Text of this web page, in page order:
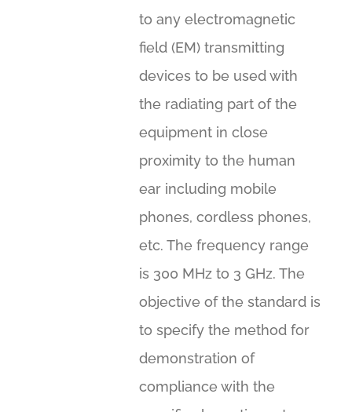
to any electromagnetic
field (EM) transmitting
devices to be used with
the radiating part of the
equipment in close
proximity to the human
ear including mobile
phones, cordless phones,
etc. The frequency range
is 300 MHz to 3 GHz. The
objective of the standard is
to specify the method for
demonstration of
compliance with the